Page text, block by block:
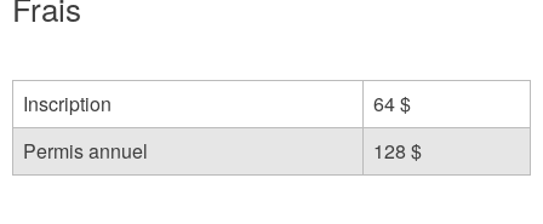
Inscription
64 $
Permis annuel
128 $